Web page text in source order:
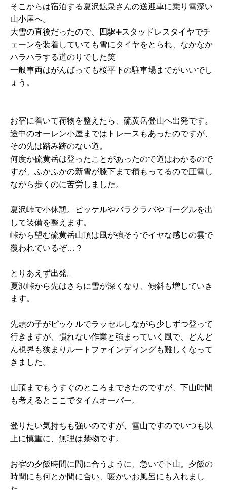
そこからは宿泊する夏沢鉱泉さんの送迎車に乗り雪深い
山小屋へ。
大雪の直後だったので、四駆➕スタッドレスタイヤでチ
ェーンを装着していても雪にタイヤをとられ、なかなか
ハラハラする道のりでした笑
一般車両はがんばっても桜平下の駐車場までがいいでし
ょう。
お宿に着いて荷物を整えたら、硫黄岳登山へ出発です。
途中のオーレン小屋まではトレースもあったのですが、
その先は踏み跡のない道。
何度か硫黄岳は登ったことがあったので道はわかるので
すが、ふかふかの新雪が膝下まで積もってるので圧雪し
ながら歩くのに苦労しました。
夏沢峠で小休憩。ピッケルやバラクラバやゴーグルを出
して装備を整えます。
峠から望む硫黄岳山頂は風が強そうでイヤな感じの雲で
覆われているぞ…？
とりあえず出発。
夏沢峠から先はさらに雪が深くなり、傾斜も増していき
ます。
先頭の子がピッケルでラッセルしながら少しずつ登って
行きますが、慣れない作業と強まっていく風で、どんど
ん視界も狭まりルートファインディングも難しくなって
きました。
山頂までもうすぐのところまできたのですが、下山時間
も考えるとここでタイムオーバー。
登りたい気持ちも強いのですが、雪山ですのでいつも以
上に慎重に、無理は禁物です。
お宿の夕飯時間に間に合うように、急いで下山。夕飯の
時間にも何とか間に合い、暖かいお風呂にも入れまし